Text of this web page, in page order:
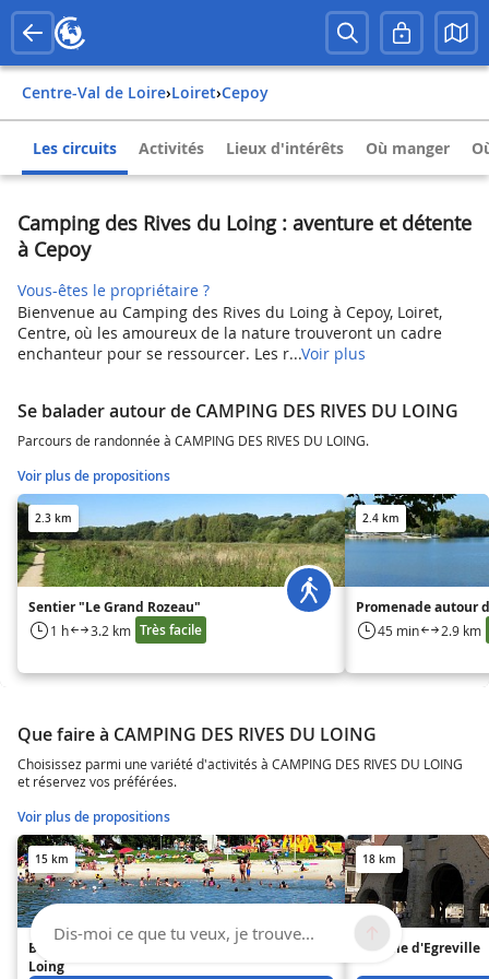
Centre-Val de Loire› Loiret› Cepoy
Les circuits Activités Lieux d'intérêts Où manger
Camping des Rives du Loing : aventure et détente
à Cepoy
Vous-êtes le propriétaire ?
Bienvenue au Camping des Rives du Loing à Cepoy, Loiret,
Centre, où les amoureux de la nature trouveront un cadre
enchanteur pour se ressourcer. Les r...Voir plus
Se balader autour de CAMPING DES RIVES DU LOING
Parcours de randonnée à CAMPING DES RIVES DU LOING.
Voir plus de propositions
2.3 km
Sentier "Le Grand Rozeau"
1 h 3.2 km Très facile
2.4 km
Promenade autour
45 min 2.9 km
Que faire à CAMPING DES RIVES DU LOING
Choisissez parmi une variété d'activités à CAMPING DES RIVES DU LOING
et réservez vos préférées.
Voir plus de propositions
15 km
Base de Loisirs de Souppes-sur-
Loing
18 km
La Halle d'Egreville
Dis-moi ce que tu veux, je trouve...